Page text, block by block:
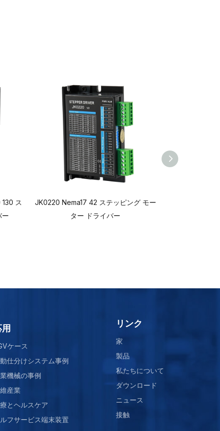
ス
ー
JK0220 Nema17 42 ステッピング モー
ター ドライバー
ケース
仕分けシステム事例
機械の事例
産業
とヘルスケア
フサービス端末装置
リンク
家
製品
私たちについて
ダウンロード
ニュース
接触